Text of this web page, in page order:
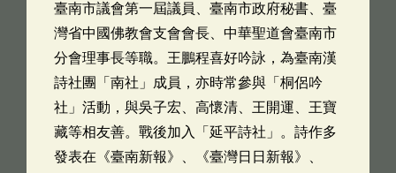
臺南市議會第一屆議員、臺南市政府秘書、臺
灣省中國佛教會支會會長、中華聖道會臺南市
分會理事長等職。王鵬程喜好吟詠，為臺南漢
詩社團「南社」成員，亦時常參與「桐侶吟
社」活動，與吳子宏、高懷清、王開運、王寶
藏等相友善。戰後加入「延平詩社」。詩作多
發表在《臺南新報》、《臺灣日日新報》、